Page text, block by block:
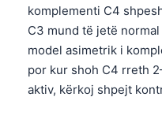
komplementi C4
C3 mund të jetë
model asimetrik i
por kur shoh C4 rreth
aktiv, kërkoj shpejt
ພາສາລາວ
Cebuano
ئۇيغۇرچە